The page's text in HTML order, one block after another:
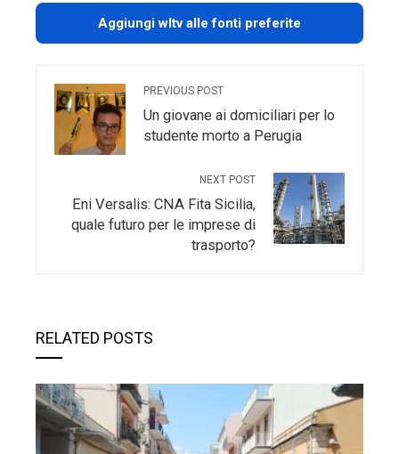
Aggiungi wltv alle fonti preferite
PREVIOUS POST
Un giovane ai domiciliari per lo
studente morto a Perugia
NEXT POST
Eni Versalis: CNA Fita Sicilia,
quale futuro per le imprese di
trasporto?
RELATED POSTS